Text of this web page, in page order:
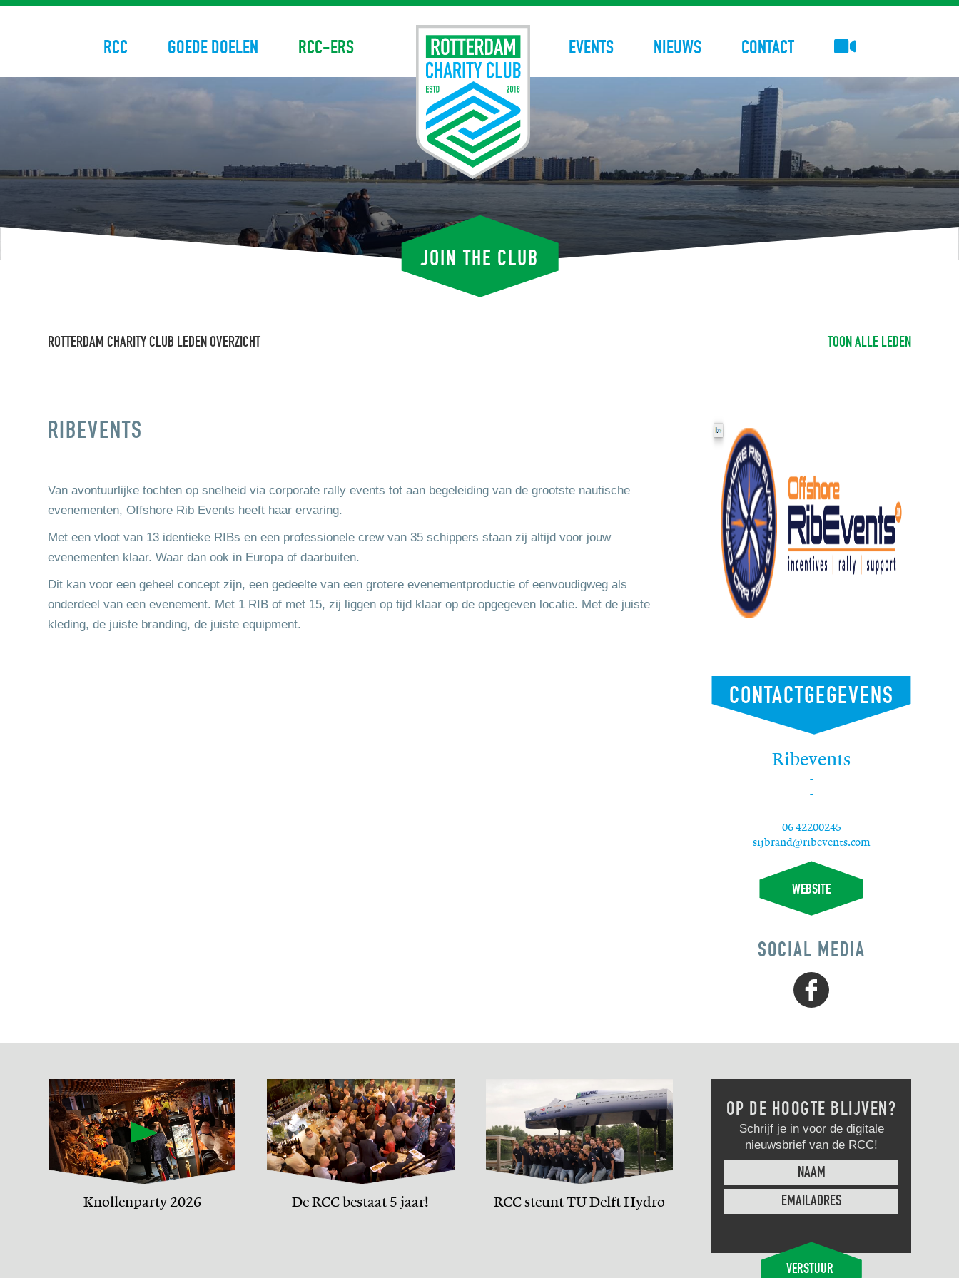
RCC GOEDE DOELEN RCC-ERS EVENTS NIEUWS CONTACT
JOIN THE CLUB
ROTTERDAM CHARITY CLUB LEDEN OVERZICHT TOON ALLE LEDEN
RIBEVENTS
Van avontuurlijke tochten op snelheid via corporate rally events tot aan begeleiding van de grootste nautische
evenementen, Offshore Rib Events heeft haar ervaring.
Met een vloot van 13 identieke RIBs en een professionele crew van 35 schippers staan zij altijd voor jouw
evenementen klaar. Waar dan ook in Europa of daarbuiten.
Dit kan voor een geheel concept zijn, een gedeelte van een grotere evenementproductie of eenvoudigweg als
onderdeel van een evenement. Met 1 RIB of met 15, zij liggen op tijd klaar op de opgegeven locatie. Met de juiste
kleding, de juiste branding, de juiste equipment.
CONTACTGEGEVENS
Ribevents
-
-
06 42200245
sijbrand@ribevents.com
WEBSITE
SOCIAL MEDIA
Volg
Ribevents
Knollenparty 2026 De RCC bestaat 5 jaar!
RCC steunt TU Delft Hydro
OP DE HOOGTE BLIJVEN?
Schrijf je in voor de digitale
nieuwsbrief van de RCC!